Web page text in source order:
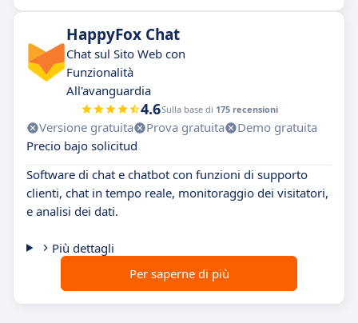
HappyFox Chat
Chat sul Sito Web con
Funzionalità
All'avanguardia
4.6Sulla base di 175 recensioni
Versione gratuita Prova gratuita
Demo gratuita
Precio bajo solicitud
Software di chat e chatbot con funzioni di supporto
clienti, chat in tempo reale, monitoraggio dei visitatori,
e analisi dei dati.
Più dettagli
Per saperne di più